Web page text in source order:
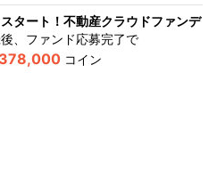
タート！不動産クラウドファンデ
、ファンド応募完了で
378,000 コイン